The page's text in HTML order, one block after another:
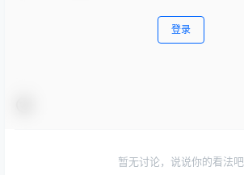
登录
暂无讨论，说说你的看法吧